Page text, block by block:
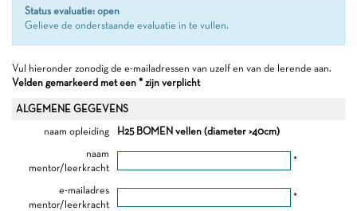
Status evaluatie: open
Gelieve de onderstaande evaluatie in te vullen.
Vul hieronder zonodig de e-mailadressen van uzelf en van de lerende aan.
Velden gemarkeerd met een * zijn verplicht
ALGEMENE GEGEVENS
naam opleiding
H25 BOMEN vellen (diameter >40cm)
naam
mentor/leerkracht
*
e-mailadres
mentor/leerkracht
*